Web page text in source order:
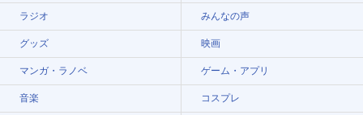
ラジオ みんなの声
グッズ 映画
マンガ・ラノベ ゲーム・アプリ
音楽 コスプレ